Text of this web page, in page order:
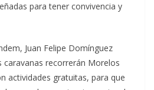
para tener convivencia y
Juan Felipe Domínguez
caravanas recorrerán Morelos
actividades gratuitas, para que